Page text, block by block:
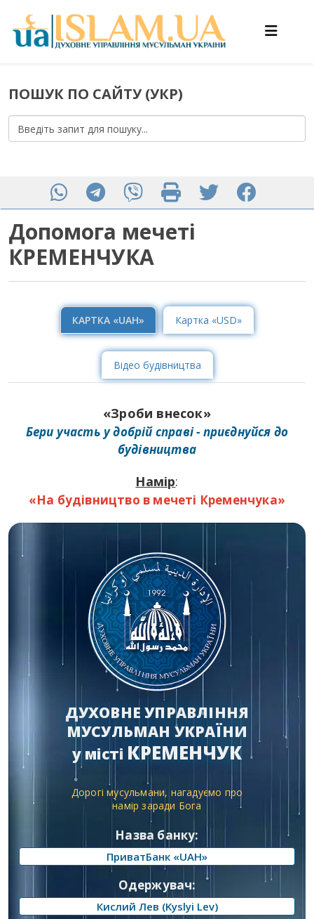
ПОШУК ПО САЙТУ (УКР)
Допомога мечеті
КРЕМЕНЧУКА
КАРТКА «UAH» Картка «USD»
Відео будівництва
«Зроби внесок»
Бери участь у добрій справі - приєднуйся до
будівництва
Намір:
«На будівництво в мечеті Кременчука»
ДУХОВНЕ УПРАВЛІННЯ
МУСУЛЬМАН УКРАЇНИ
у місті КРЕМЕНЧУК
Дорогі мусульмани, нагадуємо про
намір заради Бога
Назва банку:
ПриватБанк «UAH»
Одержувач:
Кислий Лев (Kyslyi Lev)